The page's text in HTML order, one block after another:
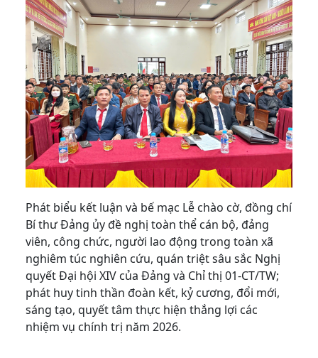
Phát biểu kết luận và bế mạc Lễ chào cờ, đồng chí
Bí thư Đảng ủy đề nghị toàn thể cán bộ, đảng
viên, công chức, người lao động trong toàn xã
nghiêm túc nghiên cứu, quán triệt sâu sắc Nghị
quyết Đại hội XIV của Đảng và Chỉ thị 01-CT/TW;
phát huy tinh thần đoàn kết, kỷ cương, đổi mới,
sáng tạo, quyết tâm thực hiện thắng lợi các
nhiệm vụ chính trị năm 2026.